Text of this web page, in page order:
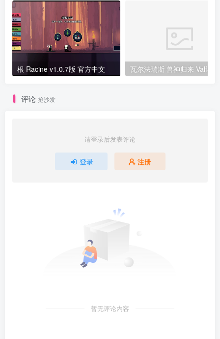
根 Racine v1.0.7版 官方中文
评论 抢沙发
请登录后发表评论
登录 注册
暂无评论内容